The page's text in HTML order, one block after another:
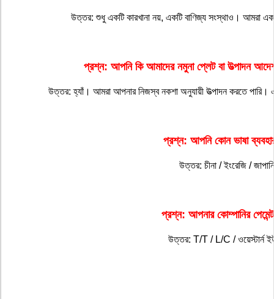
উত্তর: শুধু একটি কারখানা নয়, একটি বাণিজ্য সংস্থাও। আমরা
প্রশ্ন: আপনি কি আমাদের নমুনা প্লেট বা উত্পাদন
উত্তর: হ্যাঁ। আমরা আপনার নিজস্ব নকশা অনুযায়ী উত্পাদন করতে
প্রশ্ন: আপনি কোন ভাষা
উত্তর: চীনা / ইংরেজি /
প্রশ্ন: আপনার কোম্পানির পেমেন্ট
উত্তর: T/T / L/C / ওয়েস্টার্ন